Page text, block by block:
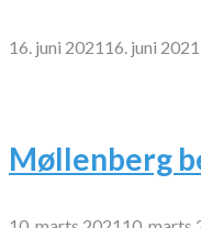
16. juni 2021 16. juni 2021
Møllenberg